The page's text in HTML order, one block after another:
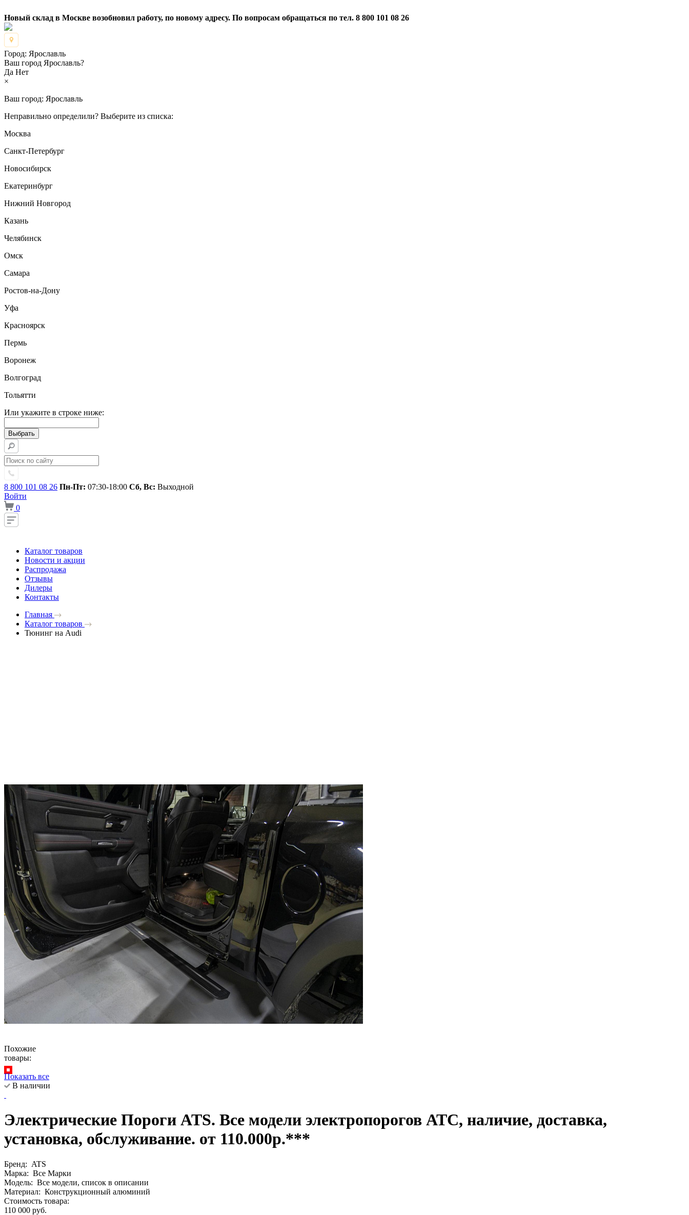
Новый склад в Москве возобновил работу, по новому адресу. По вопросам обращаться по тел. 8 800 101 08 26
Город: Ярославль
Ваш город Ярославль?
Да Нет
×
Ваш город: Ярославль
Неправильно определили? Выберите из списка:
Москва
Санкт-Петербург
Новосибирск
Екатеринбург
Нижний Новгород
Казань
Челябинск
Омск
Самара
Ростов-на-Дону
Уфа
Красноярск
Пермь
Воронеж
Волгоград
Тольятти
Или укажите в строке ниже:
8 800 101 08 26 Пн-Пт: 07:30-18:00 Сб, Вс: Выходной
Войти
0
Каталог товаров
Новости и акции
Распродажа
Отзывы
Дилеры
Контакты
Главная
Каталог товаров
Тюнинг на Audi
Похожие
товары:
Показать все
В наличии
Электрические Пороги ATS. Все модели электропорогов АТС, наличие, доставка,
установка, обслуживание. от 110.000р.***
Бренд: ATS
Марка: Все Марки
Модель: Все модели, список в описании
Материал: Конструкционный алюминий
Стоимость товара:
110 000 руб.